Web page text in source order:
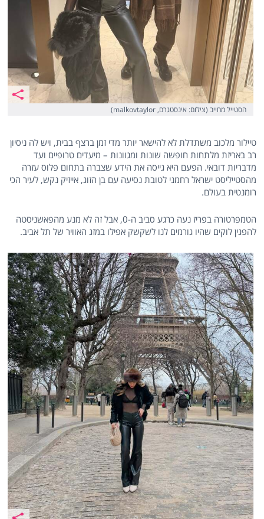
הסטייל מחייב (צילום: אינסטגרם, malkovtaylor)
טיילור מלכוב משתדלת לא להישאר יותר מדי זמן ברצף בבית, ויש לה ניסיון
רב באריזת מלתחות חופשה שונות ומגוונות – מיעדים טרופיים ועד
מדבריות דובאי. הפעם היא גייסה את הידע שצברה בתחום פלוס עזרה
מהסטייליסט ישראל רחמני לטובת נסיעה עם בן הזוג, אייזיק נקש, לעיר הכי
רומנטית בעולם.
הטמפרטורה בפריז נעה כרגע סביב ה-0, אבל זה לא מנע מהפאשניסטה
להפגין לוקים שהיו גורמים לנו לשקשק אפילו במזג האוויר של תל אביב.